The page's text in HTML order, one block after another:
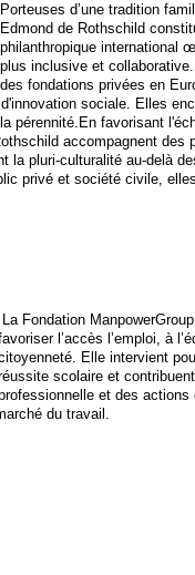
Porteuses d’une tradition
Edmond de Rothschild
philanthropique international
plus inclusive et
des fondations privées en
sociale. Elles
pérennité.En favorisant
accompagnent des
la pluri-culturalité au-delà
privé et société civile,
La Fondation
l’accès l’emploi, à
Elle intervient
scolaire et
et des
du travail.